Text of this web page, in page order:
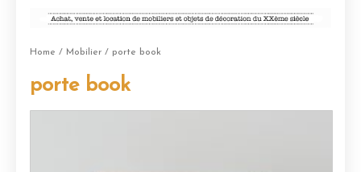
Home / Mobilier / porte book
porte book